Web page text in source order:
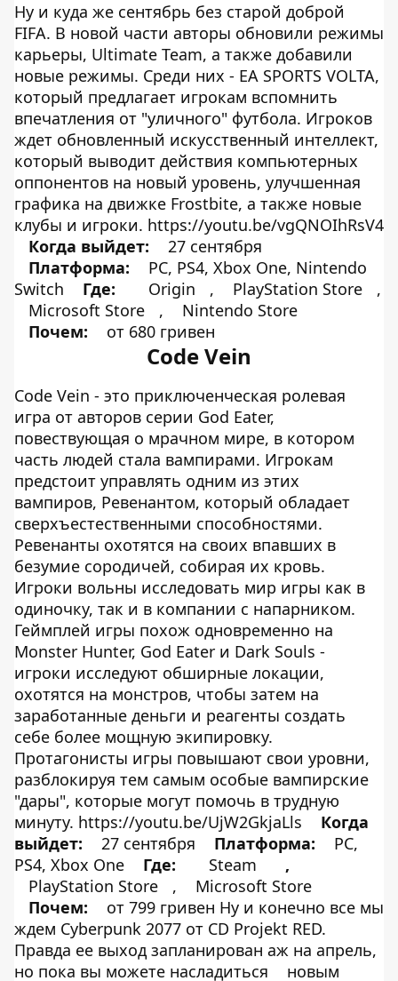
Ну и куда же сентябрь без старой доброй
FIFA. В новой части авторы обновили режимы
карьеры, Ultimate Team, а также добавили
новые режимы. Среди них - EA SPORTS VOLTA,
который предлагает игрокам вспомнить
впечатления от "уличного" футбола. Игроков
ждет обновленный искусственный интеллект,
который выводит действия компьютерных
оппонентов на новый уровень, улучшенная
графика на движке Frostbite, а также новые
клубы и игроки. https://youtu.be/vgQNOIhRsV4
Когда выйдет:
27 сентября
Платформа:
PC, PS4, Xbox One, Nintendo
Switch
Где: Origin , PlayStation Store
,
Microsoft Store
,
Nintendo Store
Почем:
от 680 гривен
Code Vein
Code Vein - это приключенческая ролевая
игра от авторов серии God Eater,
повествующая о мрачном мире, в котором
часть людей стала вампирами. Игрокам
предстоит управлять одним из этих
вампиров, Ревенантом, который обладает
сверхъестественными способностями.
Ревенанты охотятся на своих впавших в
безумие сородичей, собирая их кровь.
Игроки вольны исследовать мир игры как в
одиночку, так и в компании с напарником.
Геймплей игры похож одновременно на
Monster Hunter, God Eater и Dark Souls -
игроки исследуют обширные локации,
охотятся на монстров, чтобы затем на
заработанные деньги и реагенты создать
себе более мощную экипировку.
Протагонисты игры повышают свои уровни,
разблокируя тем самым особые вампирские
"дары", которые могут помочь в трудную
минуту. https://youtu.be/UjW2GkjaLls
Когда
выйдет:
27 сентября Платформа:
PC,
PS4, Xbox One
Где: Steam
,
PlayStation Store
,
Microsoft Store
Почем:
от 799 гривен Ну и конечно все мы
ждем Cyberpunk 2077 от CD Projekt RED.
Правда ее выход запланирован аж на апрель,
но пока вы можете насладиться
новым